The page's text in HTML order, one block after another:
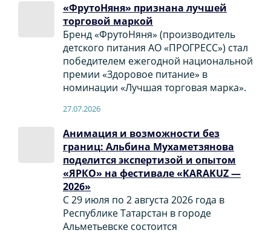
«ФрутоНяня» признана лучшей
торговой маркой
Бренд «ФрутоНяня» (производитель
детского питания АО «ПРОГРЕСС») стал
победителем ежегодной национальной
премии «Здоровое питание» в
номинации «Лучшая торговая марка».
27.07.2026
Анимация и возможности без
границ: Альбина Мухаметзянова
поделится экспертизой и опытом
«ЯРКО» на фестивале «KARAKUZ —
2026»
С 29 июля по 2 августа 2026 года в
Республике Татарстан в городе
Альметьевске состоится